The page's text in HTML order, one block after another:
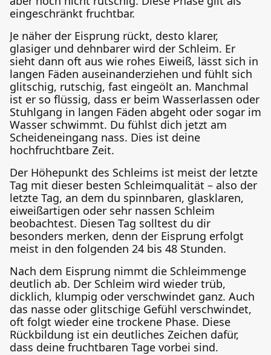
eingeschränkt fruchtbar.
Je näher der Eisprung rückt, desto klarer,
glasiger und dehnbarer wird der Schleim. Er
sieht dann oft aus wie rohes Eiweiß, lässt sich in
langen Fäden auseinanderziehen und fühlt sich
glitschig, rutschig, fast eingeölt an. Manchmal
ist er so flüssig, dass er beim Wasserlassen oder
Stuhlgang in langen Fäden abgeht oder sogar im
Wasser schwimmt. Du fühlst dich jetzt am
Scheideneingang nass. Dies ist deine
hochfruchtbare Zeit.
Der Höhepunkt des Schleims ist meist der letzte
Tag mit dieser besten Schleimqualität – also der
letzte Tag, an dem du spinnbaren, glasklaren,
eiweißartigen oder sehr nassen Schleim
beobachtest. Diesen Tag solltest du dir
besonders merken, denn der Eisprung erfolgt
meist in den folgenden 24 bis 48 Stunden.
Nach dem Eisprung nimmt die Schleimmenge
deutlich ab. Der Schleim wird wieder trüb,
dicklich, klumpig oder verschwindet ganz. Auch
das nasse oder glitschige Gefühl verschwindet,
oft folgt wieder eine trockene Phase. Diese
Rückbildung ist ein deutliches Zeichen dafür,
dass deine fruchtbaren Tage vorbei sind.